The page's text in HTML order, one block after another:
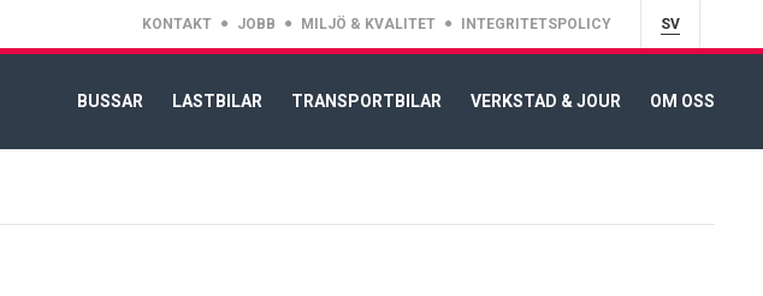
KONTAKT JOBB MILJÖ & KVALITET INTEGRITETSPOLICY SV
BUSSAR LASTBILAR TRANSPORTBILAR VERKSTAD & JOUR OM OSS